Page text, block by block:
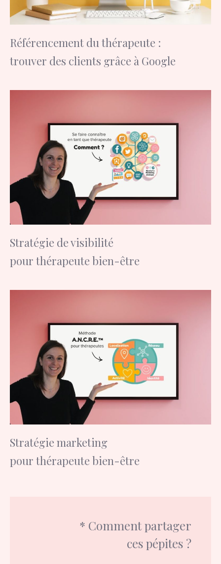
Référencement du thérapeute :
trouver des clients grâce à Google
Stratégie de visibilité
pour thérapeute bien-être
Stratégie marketing
pour thérapeute bien-être
* Comment partager
ces pépites ?